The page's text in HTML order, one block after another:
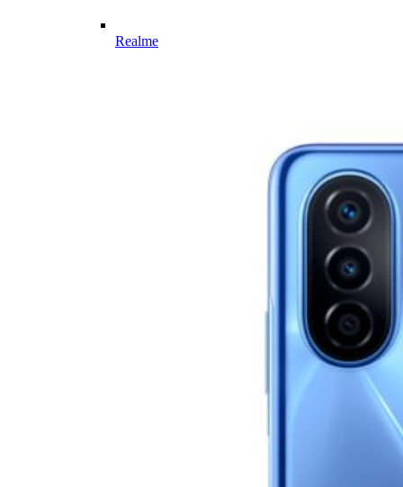
Realme